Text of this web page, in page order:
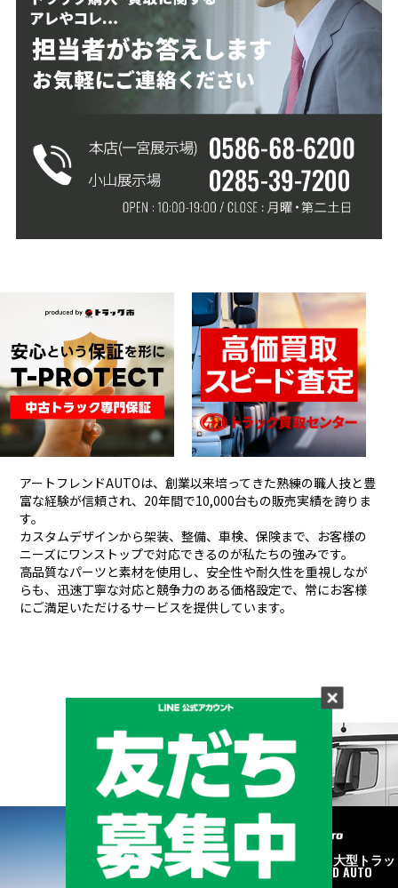
アートフレンドAUTOは、創業以来培ってきた熟練の職人技と豊
富な経験が信頼され、 20年間で10,000台もの販売実績を誇りま
す。
カスタムデザインから架装、整備、車検、保険まで、お客様の
ニーズにワンストップで対応できるのが私たちの強みです。
高品質なパーツと素材を使用し、安全性や耐久性を重視しなが
らも、 迅速丁寧な対応と競争力のある価格設定で、常にお客様
にご満足いただけるサービスを提供しています。
メーカーと形状から探す
BRAND & TYPE
©2020中古トラック・大型トラッ
ク販売はART FRIEND AUTO